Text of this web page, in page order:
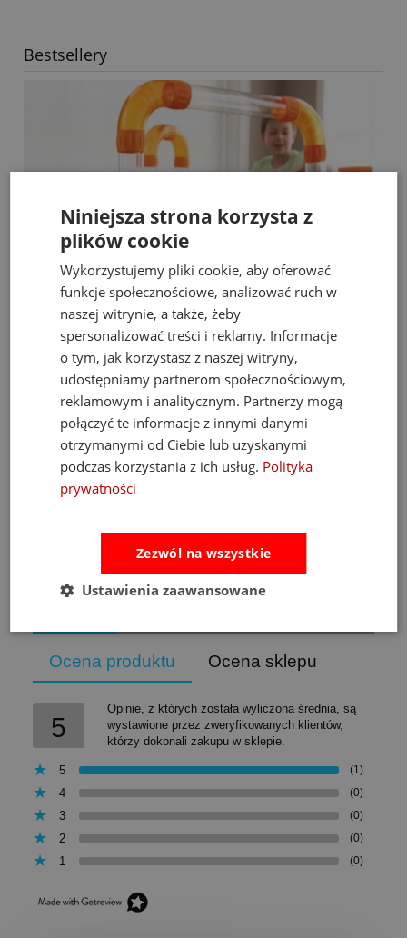
Bestsellery
Fat Brain Toys dmuchawa do piłek Air Toobz
489,00 zł
Cena regularna:526,00 zł
Najniższa cena:
469,00 zł
Ocena produktu Ocena sklepu
5
Opinie, z których została wyliczona średnia, są
wystawione przez zweryfikowanych klientów,
którzy dokonali zakupu w sklepie.
5 (1)
4 (0)
3 (0)
2 (0)
1 (0)
Niniejsza strona korzysta z
plików cookie
Wykorzystujemy pliki cookie, aby oferować
funkcje społecznościowe, analizować ruch w
naszej witrynie, a także, żeby
spersonalizować treści i reklamy. Informacje
o tym, jak korzystasz z naszej witryny,
udostępniamy partnerom społecznościowym,
reklamowym i analitycznym. Partnerzy mogą
połączyć te informacje z innymi danymi
otrzymanymi od Ciebie lub uzyskanymi
podczas korzystania z ich usług. Polityka
prywatności
Zezwól na wszystkie
Ustawienia zaawansowane